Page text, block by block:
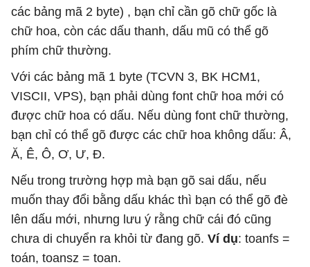
các bảng mã 2 byte) , bạn chỉ cần gõ chữ gốc là
chữ hoa, còn các dấu thanh, dấu mũ có thể gõ
phím chữ thường.
Với các bảng mã 1 byte (TCVN 3, BK HCM1,
VISCII, VPS), bạn phải dùng font chữ hoa mới có
được chữ hoa có dấu. Nếu dùng font chữ thường,
bạn chỉ có thể gõ được các chữ hoa không dấu: Â,
Ă, Ê, Ô, Ơ, Ư, Đ.
Nếu trong trường hợp mà bạn gõ sai dấu, nếu
muốn thay đổi bằng dấu khác thì bạn có thể gõ đè
lên dấu mới, nhưng lưu ý rằng chữ cái đó cũng
chưa di chuyển ra khỏi từ đang gõ. Ví dụ: toanfs =
toán, toansz = toan.